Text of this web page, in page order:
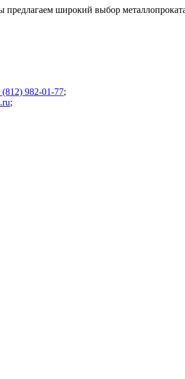
широкий выбор
(812) 982-01-77;
;